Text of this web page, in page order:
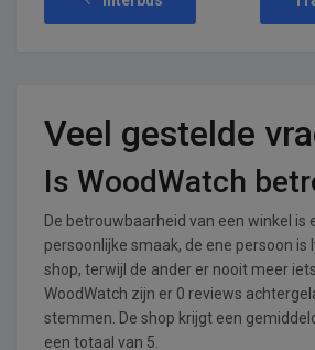
Veel gestelde
Is WoodWatch
De betrouwbaarheid van een winkel is
persoonlijke smaak, de ene persoon is
shop, terwijl de ander er nooit meer
WoodWatch zijn er 0 reviews
stemmen. De shop krijgt een
een totaal van 5.